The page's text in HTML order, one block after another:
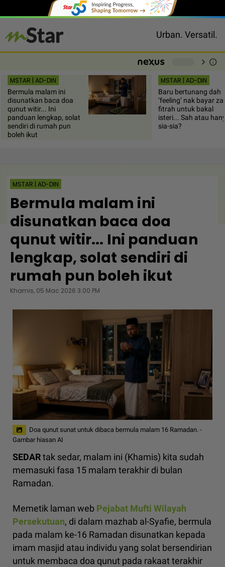
Urban. Versatil.
chevron_right info
MSTAR | AD-DIN
Bermula malam ini
disunatkan baca doa
qunut witir... Ini
panduan lengkap, solat
sendiri di rumah pun
boleh ikut
MSTAR | AD-DIN
Baru bertunang dah
‘feeling’ nak bayar
fitrah untuk bakal
isteri... Sah atau
sia-sia?
MSTAR | AD-DIN
Bermula malam ini
disunatkan baca doa
qunut witir... Ini panduan
lengkap, solat sendiri di
rumah pun boleh ikut
Khamis, 05 Mac 2026 3:00 PM
Doa qunut sunat untuk dibaca bermula malam 16 Ramadan. -
Gambar hiasan AI
SEDARtak sedar, malam ini (Khamis) kita sudah
memasuki fasa 15 malam terakhir di bulan
Ramadan.
Memetik laman web Pejabat Mufti Wilayah
Persekutuan, di dalam mazhab al-Syafie, bermula
pada malam ke-16 Ramadan disunatkan kepada
imam masjid atau individu yang solat bersendirian
untuk membaca doa qunut pada rakaat terakhir